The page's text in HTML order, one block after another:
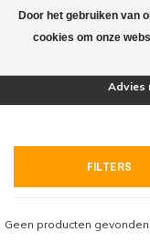
Advies
FILTERS
Geen producten
Door het gebruiken van
cookies om onze